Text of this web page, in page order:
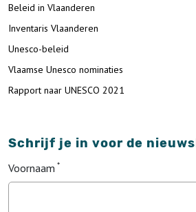
Beleid in Vlaanderen
Inventaris Vlaanderen
Unesco-beleid
Vlaamse Unesco nominaties
Rapport naar UNESCO 2021
Schrijf je in voor de
Voornaam